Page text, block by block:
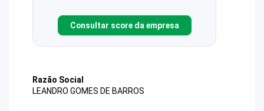
Consultar score da empresa
Razão Social
LEANDRO GOMES DE BARROS